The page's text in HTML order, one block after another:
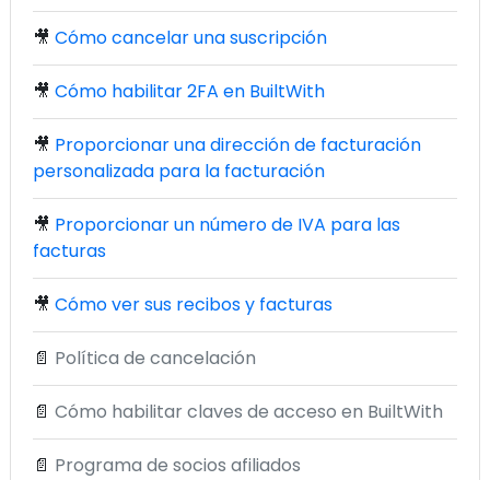
🎥 Cómo cancelar una suscripción
🎥 Cómo habilitar 2FA en BuiltWith
🎥 Proporcionar una dirección de facturación
personalizada para la facturación
🎥 Proporcionar un número de IVA para las
facturas
🎥 Cómo ver sus recibos y facturas
📄 Política de cancelación
📄 Cómo habilitar claves de acceso en BuiltWith
📄 Programa de socios afiliados